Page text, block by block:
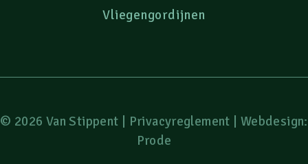
Vliegengordijnen
© 2026 Van Stippent | Privacyreglement | Webdesign:
Prode